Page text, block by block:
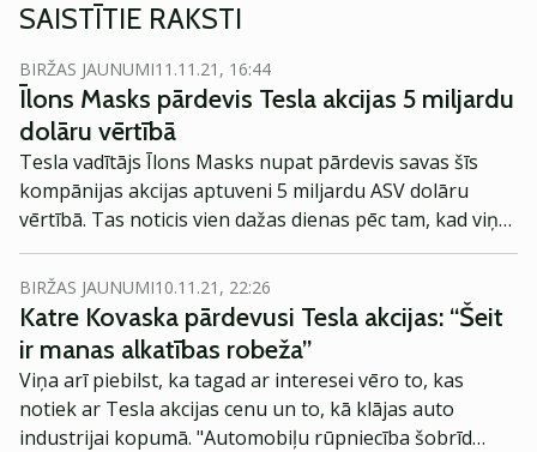
SAISTĪTIE RAKSTI
BIRŽAS JAUNUMI11.11.21, 16:44
Īlons Masks pārdevis Tesla akcijas 5 miljardu
dolāru vērtībā
Tesla vadītājs Īlons Masks nupat pārdevis savas šīs
kompānijas akcijas aptuveni 5 miljardu ASV dolāru
vērtībā. Tas noticis vien dažas dienas pēc tam, kad viņš
Twitter lietotājus lūdza izteikt viedokli par savu šādu
soli, ziņo CNBC.
BIRŽAS JAUNUMI10.11.21, 22:26
Katre Kovaska pārdevusi Tesla akcijas: “Šeit
ir manas alkatības robeža”
Viņa arī piebilst, ka tagad ar interesei vēro to, kas
notiek ar Tesla akcijas cenu un to, kā klājas auto
industrijai kopumā. "Automobiļu rūpniecība šobrīd